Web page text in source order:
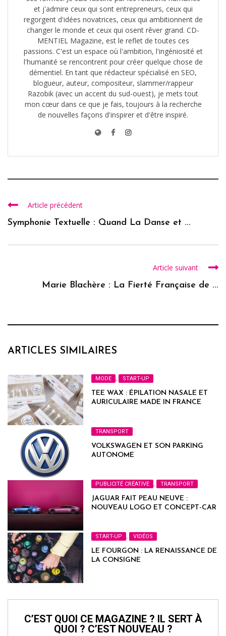
et j'admire ceux qui sont entrepreneurs, ceux qui
regorgent d'idées novatrices, ceux qui ambitionnent de
changer le monde et ceux qui osent rêver grand. CD-
MENTIEL Magazine, est le reflet de toutes ces
passions. C'est un espace où l'ambition, l'ingéniosité et
l'humanité se rencontrent pour créer quelque chose de
démentiel. En tant que rédacteur spécialisé en SEO,
blogueur, auteur, compositeur, slammer/rappeur
Razobik (avec un accent du sud-ouest), je mets tout
mon cœur dans ce que je fais, toujours à la recherche
de nouvelles façons d'inspirer et d'être inspiré.
Article précédent
Symphonie Textuelle : Quand La Danse et ...
Article suivant
Marie Blachère : La Fierté Française de ...
ARTICLES SIMILAIRES
MODE , START-UP
TEE WAX : ÉPILATION NASALE ET
AURICULAIRE MADE IN FRANCE
TRANSPORT
VOLKSWAGEN ET SON PARKING
AUTONOME
PUBLICITÉ CRÉATIVE , TRANSPORT
JAGUAR FAIT PEAU NEUVE :
NOUVEAU LOGO ET CONCEPT-CAR
START-UP , VIDÉOS
LE FOURGON : LA RENAISSANCE DE
LA CONSIGNE
C’EST QUOI CE MAGAZINE ? IL SERT À
QUOI ? C’EST NOUVEAU ?